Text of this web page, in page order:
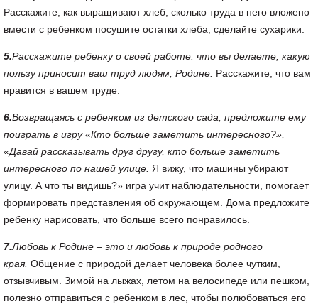
Расскажите, как выращивают хлеб, сколько труда в него вложено
вмести с ребенком посушите остатки хлеба, сделайте сухарики.
5.Расскажите ребенку о своей работе: что вы делаете, какую
пользу приносит ваш труд людям, Родине. Расскажите, что вам
нравится в вашем труде.
6.Возвращаясь с ребенком из детского сада, предложите ему
поиграть в игру «Кто больше заметить интересного?»,
«Давай рассказывать друг другу, кто больше заметить
интересного по нашей улице. Я вижу, что машины убирают
улицу. А что ты видишь?» игра учит наблюдательности, помогает
формировать представления об окружающем. Дома предложите
ребенку нарисовать, что больше всего понравилось.
7.Любовь к Родине – это и любовь к природе родного
края. Общение с природой делает человека более чутким,
отзывчивым. Зимой на лыжах, летом на велосипеде или пешком,
полезно отправиться с ребенком в лес, чтобы полюбоваться его